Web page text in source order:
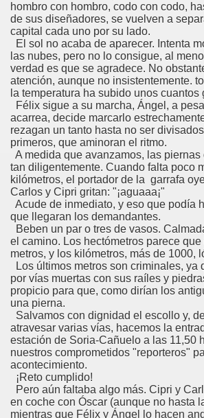
hombro con hombro, codo con codo,
de sus diseñadores, se vuelven a
capital cada uno por su lado.
El sol no acaba de aparecer. Intenta
las nubes, pero no lo consigue, al
verdad es que se agradece. No
atención, aunque no insistentemente.
la temperatura ha subido unos cuantos
Félix sigue a su marcha, Ángel, a
acarrea, decide marcarlo
rezagan un tanto hasta no ser
primeros, que aminoran el ritmo.
A medida que avanzamos, las
tan diligentemente. Cuando falta poco
kilómetros, el portador de la garrafa
Carlos y Cipri gritan: "¡aguaaa¡"
Acude de inmediato, y eso que podía
que llegaran los demandantes.
Beben un par o tres de vasos.
el camino. Los hectómetros parece
metros, y los kilómetros, más de 1000,
Los últimos metros son criminales, ya
por vías muertas con sus raíles y
propicio para que, como dirían los
una pierna.
Salvamos con dignidad el escollo y,
atravesar varias vías, hacemos la
estación de Soria-Cañuelo a las 11,50
nuestros comprometidos "reporteros"
acontecimiento.
¡Reto cumplido!
Pero aún faltaba algo más. Cipri y
en coche con Óscar (aunque no hasta
mientras que Félix y Ángel lo hacen